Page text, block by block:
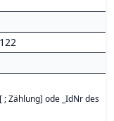
Zählung] ode _IdNr des